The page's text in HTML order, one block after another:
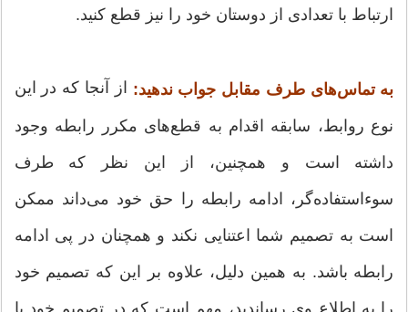
ارتباط با تعدادی از دوستان خود را نیز قطع کنید.
به تماس‌های طرف مقابل جواب ندهید: از آنجا که در این
نوع روابط، سابقه اقدام به قطع‌های مکرر رابطه وجود
داشته است و همچنین، از این نظر که طرف
سوءاستفاده‌گر، ادامه رابطه را حق خود می‌داند ممکن
است به تصمیم شما اعتنایی نکند و همچنان در پی ادامه
رابطه باشد. به همین دلیل، علاوه بر این که تصمیم خود